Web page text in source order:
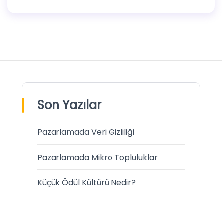
Son Yazılar
Pazarlamada Veri Gizliliği
Pazarlamada Mikro Topluluklar
Küçük Ödül Kültürü Nedir?